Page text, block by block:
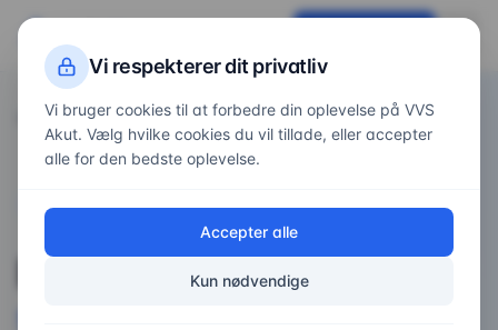
Forside
/
Områder
/Kalundborg
VVS-service iKalundborg
ProfessionelVVS-
Vi respekterer dit privatliv
Vi bruger cookies til at forbedre din oplevelse på VVS
Akut. Vælg hvilke cookies du vil tillade, eller accepter
alle for den bedste oplevelse.
Accepter alle
Kun nødvendige